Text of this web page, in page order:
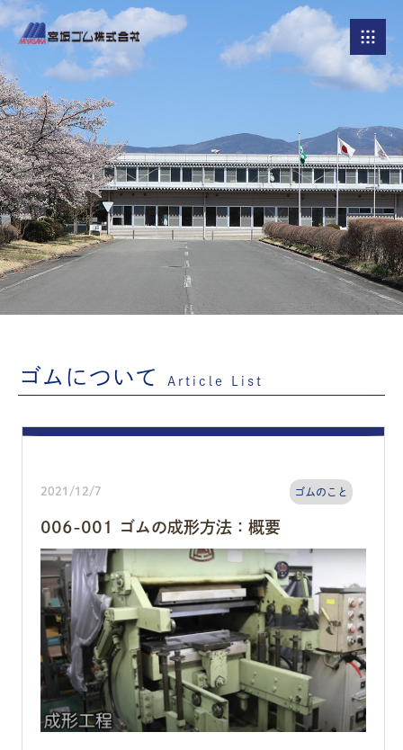
ゴムについて Article List
2021/12/7 ゴムのこと
006-001 ゴムの成形方法：概要